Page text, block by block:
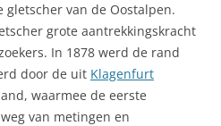
gletscher van de Oostalpen.
grote aantrekkingskracht
In 1878 werd de rand
door de uit Klagenfurt
waarmee de eerste
van metingen en